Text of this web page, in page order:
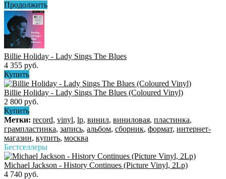
Продолжить
Billie Holiday - Lady Sings The Blues
4 355 руб.
Купить
Billie Holiday ‎- Lady Sings The Blues (Coloured Vinyl)
2 800 руб.
Купить
Метки: record, vinyl, lp, винил, виниловая, пластинка,
грампластинка, запись, альбом, сборник, формат, интернет-
магазин, купить, москва
Бестселлеры
Michael Jackson - History Continues (Picture Vinyl, 2Lp)
4 740 руб.